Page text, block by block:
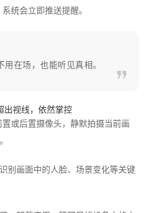
统会立即推送提醒。
用在场，也能听见真相。
视线，依然掌控
置或后置摄像头，静默拍摄当前画
别画面中的人脸、场景变化等关键